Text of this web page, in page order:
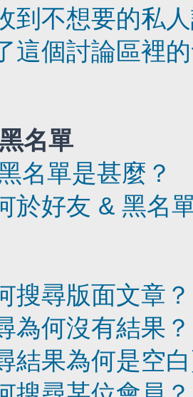
到不想要的私
這個討論區裡
名單
名單是甚麼？
於好友 & 黑名
搜尋版面文章？
為何沒有結果？
結果為何是空